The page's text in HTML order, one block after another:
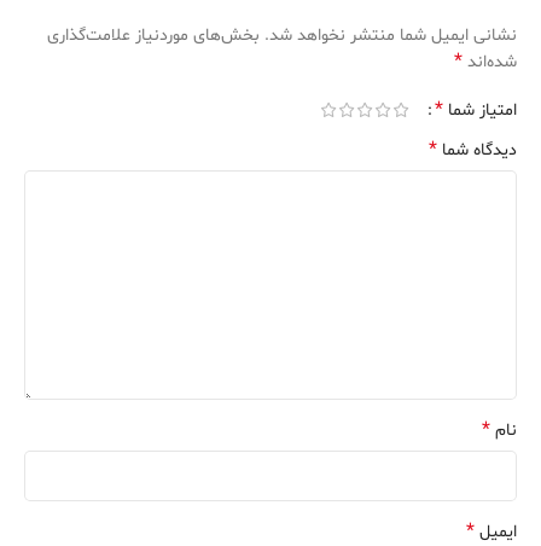
نشانی ایمیل شما منتشر نخواهد شد. بخش‌های موردنیاز علامت‌گذاری
شده‌اند *
امتیاز شما *
دیدگاه شما *
نام *
ایمیل *